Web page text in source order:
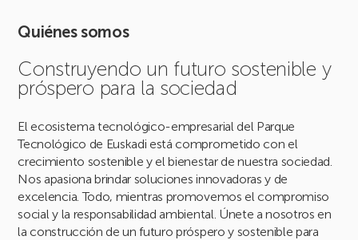
Quiénes somos
Construyendo un futuro sostenible y
próspero para la sociedad
El ecosistema tecnológico-empresarial del Parque
Tecnológico de Euskadi está comprometido con el
crecimiento sostenible y el bienestar de nuestra sociedad.
Nos apasiona brindar soluciones innovadoras y de
excelencia. Todo, mientras promovemos el compromiso
social y la responsabilidad ambiental. Únete a nosotros en
la construcción de un futuro próspero y sostenible para